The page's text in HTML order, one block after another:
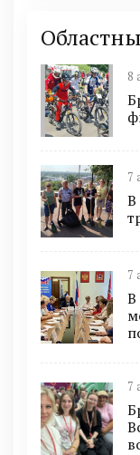
8
7
В
7
В
7